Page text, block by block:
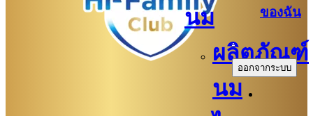
นม
ผลิตภัณฑ์
นม
ของฉัน
.
ออกจากระบบ